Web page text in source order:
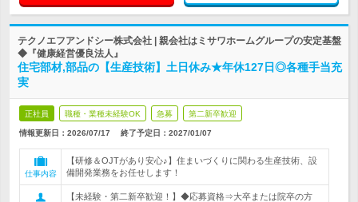
テクノエフアンドシー株式会社 | 親会社はミサワホームグループの安定基盤
◆『健康経営優良法人』
住宅部材,部品の【生産技術】土日休み★年休127日◎各種手当充
実
正社員 職種・業種未経験OK 急募 第二新卒歓迎
情報更新日：2026/07/17 終了予定日： 2027/01/07
仕事内容
【研修＆OJTがあり安心♪】住まいづくりに関わる生産技術、設
備開発業務をお任せします！
【未経験・第二新卒歓迎！】◆応募資格⇒大卒または院卒の方